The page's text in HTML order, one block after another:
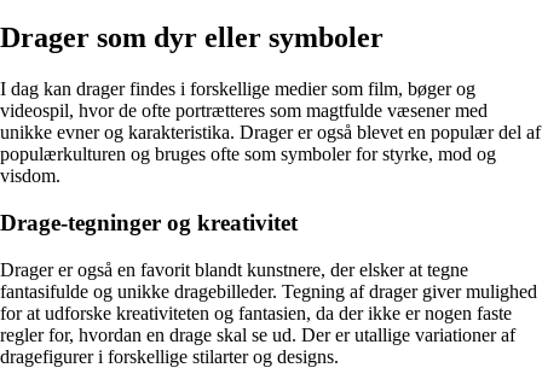
Drager som dyr eller symboler
I dag kan drager findes i forskellige medier som film, bøger og
videospil, hvor de ofte portrætteres som magtfulde væsener med
unikke evner og karakteristika. Drager er også blevet en populær del af
populærkulturen og bruges ofte som symboler for styrke, mod og
visdom.
Drage-tegninger og kreativitet
Drager er også en favorit blandt kunstnere, der elsker at tegne
fantasifulde og unikke dragebilleder. Tegning af drager giver mulighed
for at udforske kreativiteten og fantasien, da der ikke er nogen faste
regler for, hvordan en drage skal se ud. Der er utallige variationer af
dragefigurer i forskellige stilarter og designs.